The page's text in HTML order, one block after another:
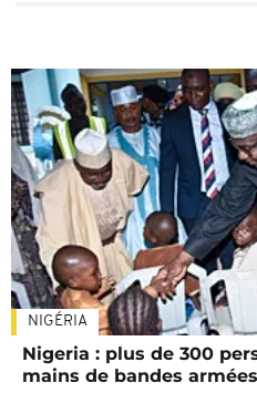
NIGÉRIA
Nigeria : plus de 300
mains de bandes armées